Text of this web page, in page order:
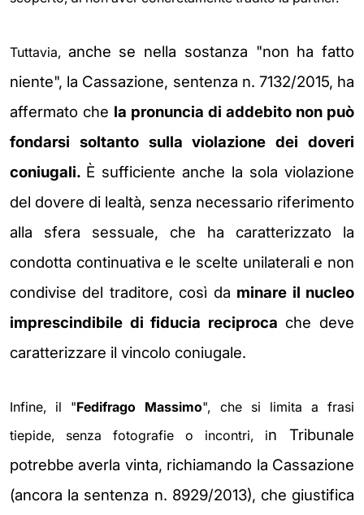
Tuttavia, anche se nella sostanza "non ha fatto
niente", la Cassazione, sentenza n. 7132/2015, ha
affermato che la pronuncia di addebito non può
fondarsi soltanto sulla violazione dei doveri
coniugali. È sufficiente anche la sola violazione
del dovere di lealtà, senza necessario riferimento
alla sfera sessuale, che ha caratterizzato la
condotta continuativa e le scelte unilaterali e non
condivise del traditore, così da minare il nucleo
imprescindibile difiducia reciproca che deve
caratterizzare il vincolo coniugale.
Infine, il "Fedifrago Massimo", che si limita a frasi
tiepide, senza fotografie o incontri, in Tribunale
potrebbe averla vinta, richiamando la Cassazione
(ancora la sentenza n. 8929/2013), che giustifica